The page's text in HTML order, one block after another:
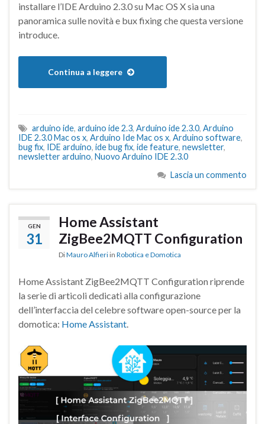
installare l’IDE Arduino 2.3.0 su Mac OS X sia una
panoramica sulle novità e bux fixing che questa versione
introduce.
Continua a leggere
arduino ide, arduino ide 2.3, Arduino ide 2.3.0, Arduino
IDE 2.3.0 Mac os x, Arduino Ide Mac os x, Arduino software,
bug fix, IDE arduino, ide bug fix, ide feature, newsletter,
newsletter arduino, Nuovo Arduino IDE 2.3.0
Lascia un commento
GEN
31
Home Assistant
ZigBee2MQTT Configuration
DiMauro Alfieri in Robotica e Domotica
Home Assistant ZigBee2MQTT Configuration riprende
la serie di articoli dedicati alla configurazione
dell’interfaccia del celebre software open-source per la
domotica: Home Assistant.